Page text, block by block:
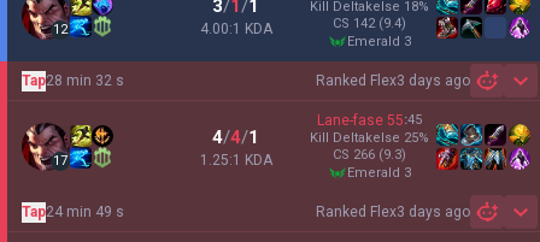
12
3/1 /1
4.00:1 KDA
Kill Deltakelse 18%
CS 142 (9.4)
emerald 3
Ranked Flex3 days ago
Tap28 min 32 s
17
4/4/1
1.25:1 KDA
Lane-fase 55:45
Kill Deltakelse 25%
CS 266 (9.3)
emerald 3
Ranked Flex3 days ago
Tap24 min 49 s